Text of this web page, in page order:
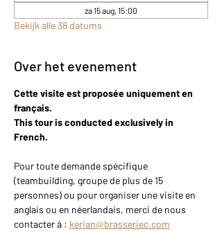
za 15 aug, 15:00
Bekijk alle 38 datums
Over het evenement
Cette visite est proposée uniquement en
français.
This tour is conducted exclusively in
French.
Pour toute demande spécifique
(teambuilding, groupe de plus de 15
personnes) ou pour organiser une visite en
anglais ou en néerlandais, merci de nous
contacter à : kerian@brasseriec.com